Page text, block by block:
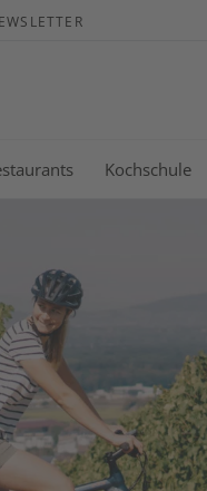
Kochschule